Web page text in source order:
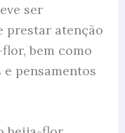
ser
prestar atenção
bem como
pensamentos